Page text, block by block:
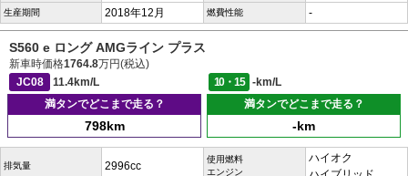
生産期間 2018年12月 燃費性能 -
S560 e ロング AMGライン プラス
新車時価格1764.8万円(税込)
JC08
11.4km/L 10・15
-km/L
満タンでどこまで走る？
798km
満タンでどこまで走る？
-km
排気量 2996cc
使用燃料
エンジン
ハイオク